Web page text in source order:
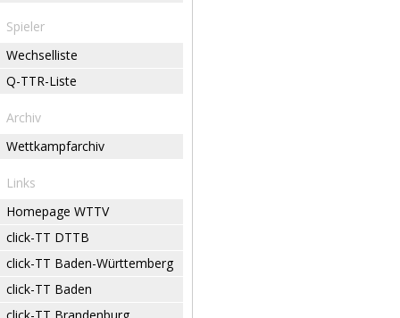
Spieler
Wechselliste
Q-TTR-Liste
Archiv
Wettkampfarchiv
Links
Homepage WTTV
click-TT DTTB
click-TT Baden-Württemberg
click-TT Baden